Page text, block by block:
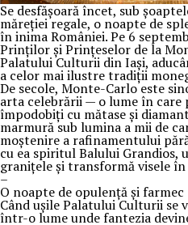
Se desfășoară încet, sub
măreției regale, o noapte de
în inima României. Pe 6
Prinților și Prințeselor de la
Palatului Culturii din Iași,
a celor mai ilustre tradiții
De secole, Monte-Carlo este
arta celebrării — o lume în care
împodobiți cu mătase și
marmură sub lumina a mii de
moștenire a rafinamentului
cu ea spiritul Balului Grandios,
granițele și transformă visele
–
O noapte de opulență și farmec
Când ușile Palatului Culturii se
într-o lume unde fantezia